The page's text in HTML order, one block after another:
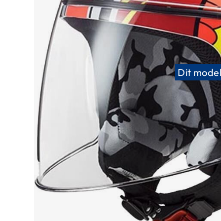
motorhelmen
helmen
Dames
motorhelmen
Dit